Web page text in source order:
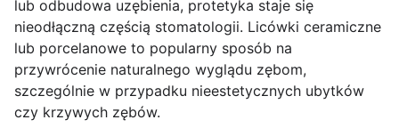
lub odbudowa uzębienia, protetyka staje się
nieodłączną częścią stomatologii. Licówki ceramiczne
lub porcelanowe to popularny sposób na
przywrócenie naturalnego wyglądu zębom,
szczególnie w przypadku nieestetycznych ubytków
czy krzywych zębów.